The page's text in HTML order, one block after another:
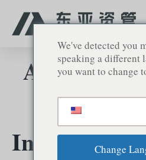
Artha
Your
Investment
We've detected you
speaking a different
you want to change
Change